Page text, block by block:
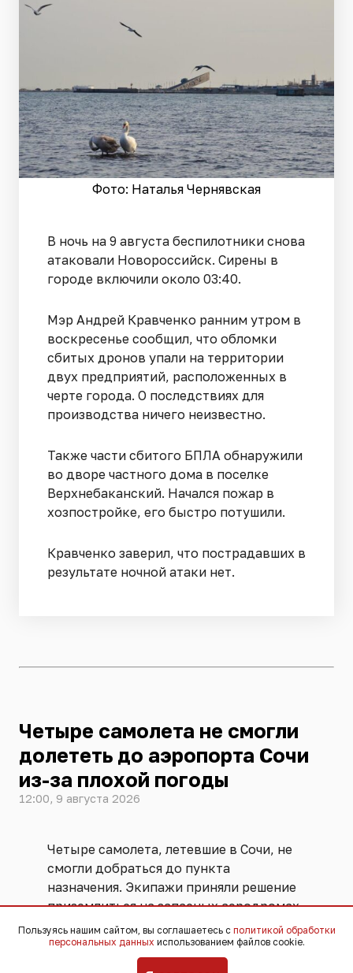
Фото: Наталья Чернявская
В ночь на 9 августа беспилотники снова
атаковали Новороссийск. Сирены в
городе включили около 03:40.
Мэр Андрей Кравченко ранним утром в
воскресенье сообщил, что обломки
сбитых дронов упали на территории
двух предприятий, расположенных в
черте города. О последствиях для
производства ничего неизвестно.
Также части сбитого БПЛА обнаружили
во дворе частного дома в поселке
Верхнебаканский. Начался пожар в
хозпостройке, его быстро потушили.
Кравченко заверил, что пострадавших в
результате ночной атаки нет.
Четыре самолета не смогли
долететь до аэропорта Сочи
из-за плохой погоды
12:00, 9 августа 2026
Четыре самолета, летевшие в Сочи, не
смогли добраться до пункта
назначения. Экипажи приняли решение
приземлиться на запасных аэродромах.
Изменить маршрут пришлось из-за
плохой погоды.
Пользуясь нашим сайтом, вы соглашаетесь с политикой обработки
персональных данных использованием файлов cookie.